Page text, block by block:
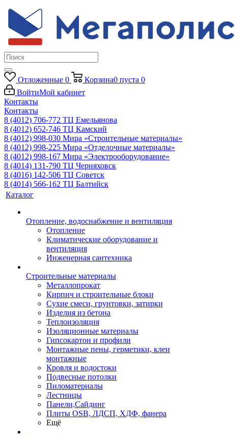
Отложенные 0 Корзина0 пуста 0
ВойтиМой кабинет
Контакты
Контакты
8 (4012) 706-772 ТЦ Емельянова
8 (4012) 652-746 ТЦ Камский
8 (4012) 998-030 Мира «Строительные материалы»
8 (4012) 998-225 Мира «Отделочные материалы»
8 (4012) 998-167 Мира «Электрооборудование»
8 (4014) 131-790 ТЦ Черняховск
8 (4016) 142-506 ТЦ Советск
8 (4014) 566-162 ТЦ Балтийск
Каталог
Отопление, водоснабжение и вентиляция
Отопление
Климатические оборудование и
вентиляция
Инженерная сантехника
Строительные материалы
Металлопрокат
Кирпич и строительные блоки
Сухие смеси, грунтовки, затирки
Изделия из бетона
Теплоизоляция
Изоляционные материалы
Гипсокартон и профили
Монтажные пены, герметики, клеи
монтажные
Кровля и водостоки
Подвесные потолки
Пиломатериалы
Лестницы
Панели,Сайдинг
Плиты OSB, ЛДСП, ХДФ, фанера
Ещё